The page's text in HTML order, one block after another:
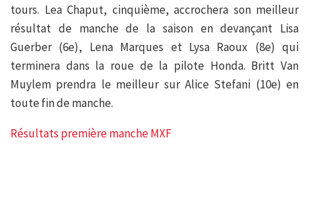
tours. Lea Chaput, cinquième, accrochera son meilleur
résultat de manche de la saison en devançant Lisa
Guerber (6e), Lena Marques et Lysa Raoux (8e) qui
terminera dans la roue de la pilote Honda. Britt Van
Muylem prendra le meilleur sur Alice Stefani (10e) en
toute fin de manche.
Résultats première manche MXF